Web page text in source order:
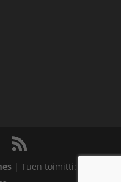
| Tuen toimitti: